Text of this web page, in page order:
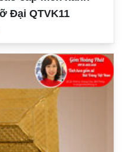
Đại QTVK11